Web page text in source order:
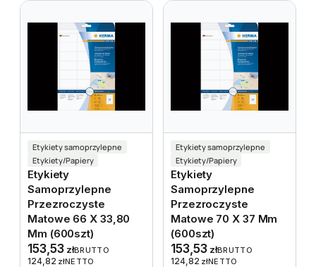
Etykiety samoprzylepne
Etykiety/Papiery
Etykiety
Samoprzylepne
Przezroczyste
Matowe 66 X 33,80
Mm (600szt)
153,53 złBRUTTO
124,82 złNETTO
Etykiety samoprzylepne
Etykiety/Papiery
Etykiety
Samoprzylepne
Przezroczyste
Matowe 70 X 37 Mm
(600szt)
153,53 złBRUTTO
124,82 złNETTO